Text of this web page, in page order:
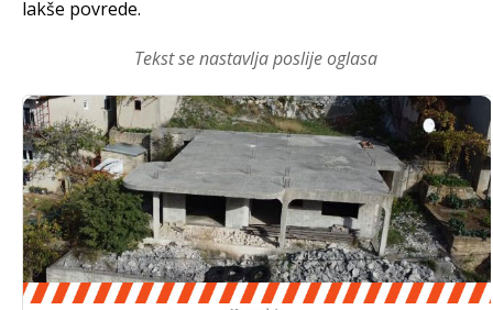
lakše povrede.
Tekst se nastavlja poslije oglasa